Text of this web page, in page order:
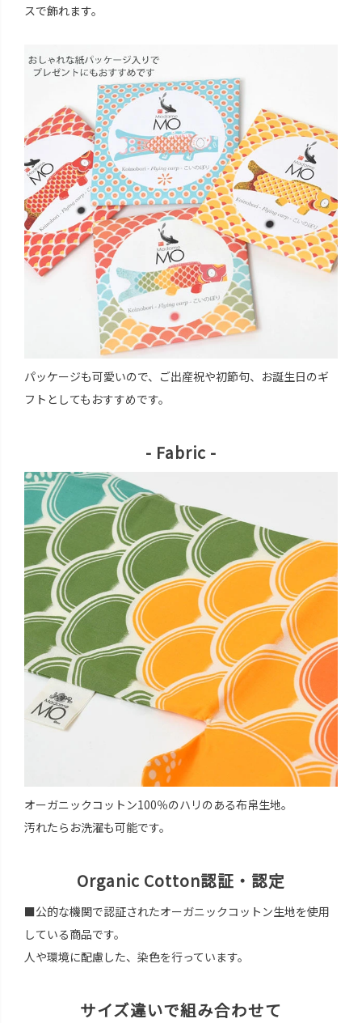
スで飾れます。
パッケージも可愛いので、ご出産祝や初節句、お誕生日のギ
フトとしてもおすすめです。
- Fabric -
オーガニックコットン100％のハリのある布帛生地。
汚れたらお洗濯も可能です。
Organic Cotton認証・認定
■公的な機関で認証されたオーガニックコットン生地を使用
している商品です。
人や環境に配慮した、染色を行っています。
サイズ違いで組み合わせて